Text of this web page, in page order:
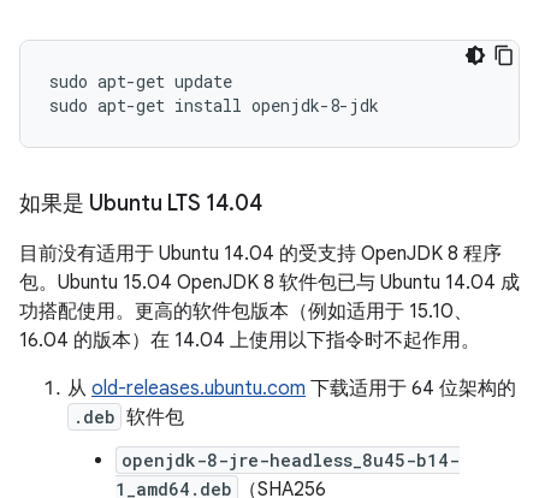
sudo apt-get update
如果是 Ubuntu LTS 14.04
目前没有适用于 Ubuntu 14.04 的受支持 OpenJDK 8 程序
包。Ubuntu 15.04 OpenJDK 8 软件包已与 Ubuntu 14.04 成
功搭配使用。更高的软件包版本（例如适用于 15.10、
16.04 的版本）在 14.04 上使用以下指令时不起作用。
从 old-releases.ubuntu.com 下载适用于 64 位架构的
.deb 软件包
openjdk-8-jre-headless_8u45-b14-
1_amd64.deb
（SHA256